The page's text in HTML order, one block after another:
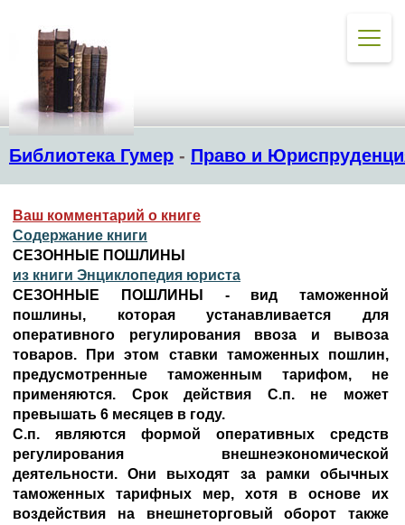
Библиотека Гумер - Право и
Ваш комментарий о книге
Содержание книги
СЕЗОННЫЕ ПОШЛИНЫ
из книги Энциклопедия юриста
СЕЗОННЫЕ ПОШЛИНЫ - вид таможенной
пошлины, которая устанавливается для
оперативного регулирования ввоза и вывоза
товаров. При этом ставки таможенных пошлин,
предусмотренные таможенным тарифом, не
применяются. Срок действия С.п. не может
превышать 6 месяцев в году.
С.п. являются формой оперативных средств
регулирования внешнеэкономической
деятельности. Они выходят за рамки обычных
таможенных тарифных мер, хотя в основе их
воздействия на внешнеторговый оборот также